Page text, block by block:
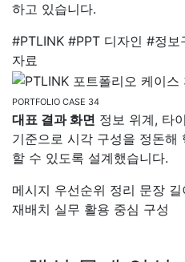
하고 있습니다.
#PTLINK #PPT 디자인 #정보
자료
PORTFOLIO CASE 34
대표 결과 화면 정보 위계, 타
기준으로 시각 구성을 정돈해
할 수 있도록 설계했습니다.
메시지 우선순위 정리 문장 길
재배치 실무 활용 중심 구성